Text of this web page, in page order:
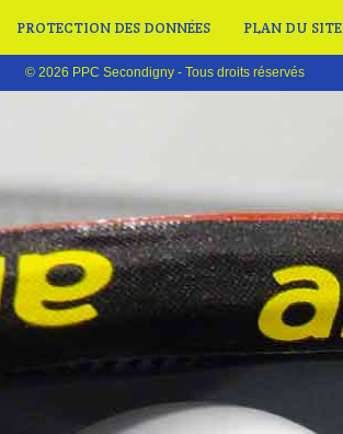
PROTECTION DES DONNÉES PLAN DU SITE
© 2026 PPC Secondigny - Tous droits réservés